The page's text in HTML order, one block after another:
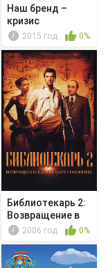
Наш бренд –
кризис
2015 год 0%
Библиотекарь 2:
Возвращение в
Копи Ца...
2006 год 0%